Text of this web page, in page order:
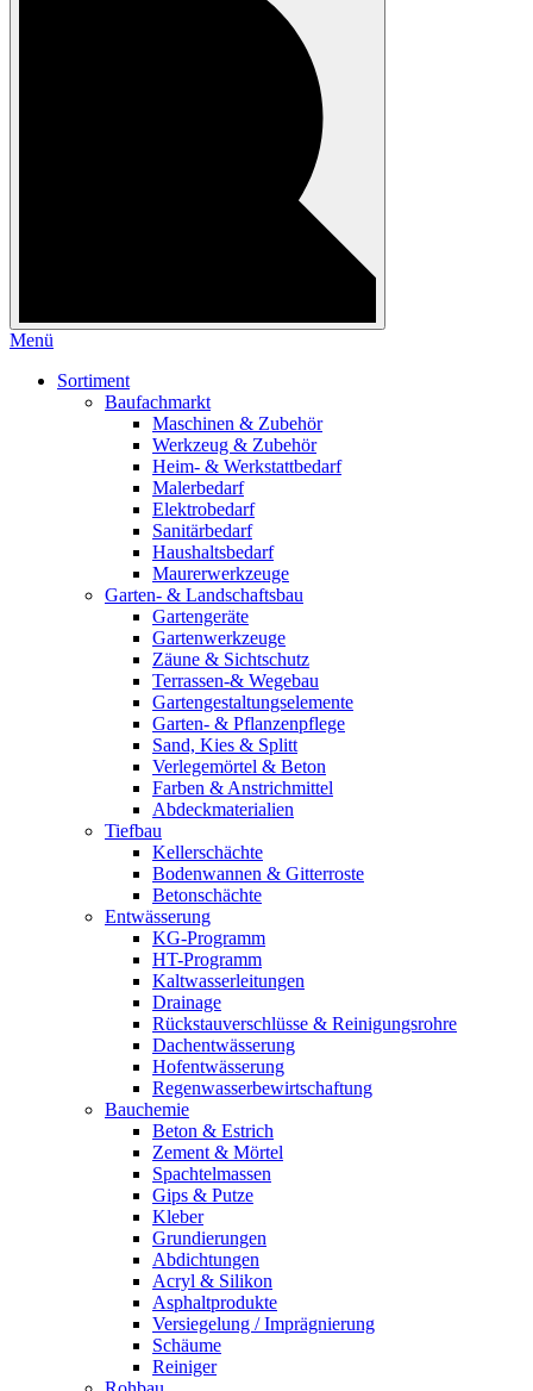
Menü
Sortiment
Baufachmarkt
Maschinen & Zubehör
Werkzeug & Zubehör
Heim- & Werkstattbedarf
Malerbedarf
Elektrobedarf
Sanitärbedarf
Haushaltsbedarf
Maurerwerkzeuge
Garten- & Landschaftsbau
Gartengeräte
Gartenwerkzeuge
Zäune & Sichtschutz
Terrassen-& Wegebau
Gartengestaltungselemente
Garten- & Pflanzenpflege
Sand, Kies & Splitt
Verlegemörtel & Beton
Farben & Anstrichmittel
Abdeckmaterialien
Tiefbau
Kellerschächte
Bodenwannen & Gitterroste
Betonschächte
Entwässerung
KG-Programm
HT-Programm
Kaltwasserleitungen
Drainage
Rückstauverschlüsse & Reinigungsrohre
Dachentwässerung
Hofentwässerung
Regenwasserbewirtschaftung
Bauchemie
Beton & Estrich
Zement & Mörtel
Spachtelmassen
Gips & Putze
Kleber
Grundierungen
Abdichtungen
Acryl & Silikon
Asphaltprodukte
Versiegelung / Imprägnierung
Schäume
Reiniger